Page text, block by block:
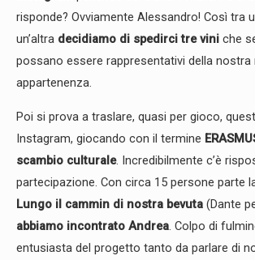
risponde? Ovviamente Alessandro! Così tra
un’altra decidiamo di spedirci tre vini che
possano essere rappresentativi della nostra
appartenenza.
Poi si prova a traslare, quasi per gioco,
Instagram, giocando con il termine
scambio culturale. Incredibilmente c’è
partecipazione. Con circa 15 persone parte
Lungo il cammin di nostra bevuta (Dante
abbiamo incontrato Andrea. Colpo di
entusiasta del progetto tanto da parlare di